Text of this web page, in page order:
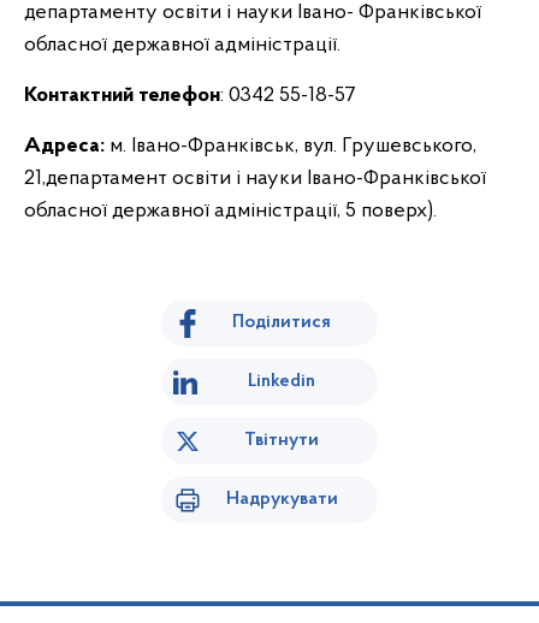
департаменту освіти і науки Івано- Франківської
обласної державної адміністрації.
Контактний телефон: 0342 55-18-57
Адреса: м. Івано-Франківськ, вул. Грушевського,
21,департамент освіти і науки Івано-Франківської
обласної державної адміністрації, 5 поверх).
Поділитися
Linkedin
Твітнути
Надрукувати